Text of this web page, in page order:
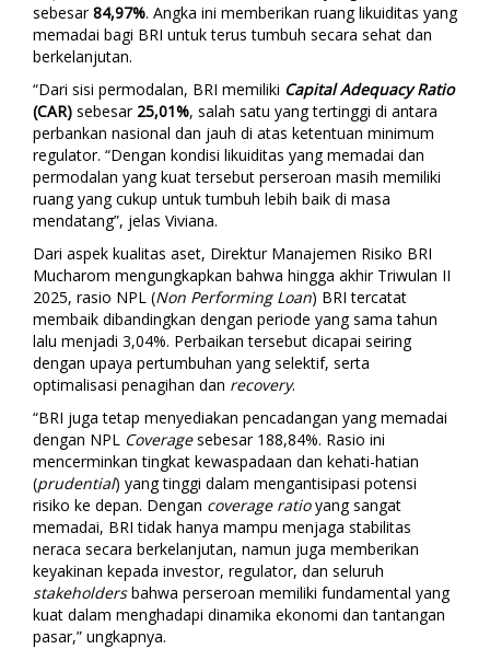
sebesar 84,97%. Angka ini memberikan ruang likuiditas yang
memadai bagi BRI untuk terus tumbuh secara sehat dan
berkelanjutan.
“Dari sisi permodalan, BRI memiliki Capital Adequacy Ratio
(CAR) sebesar 25,01%, salah satu yang tertinggi di antara
perbankan nasional dan jauh di atas ketentuan minimum
regulator. “Dengan kondisi likuiditas yang memadai dan
permodalan yang kuat tersebut perseroan masih memiliki
ruang yang cukup untuk tumbuh lebih baik di masa
mendatang”, jelas Viviana.
Dari aspek kualitas aset, Direktur Manajemen Risiko BRI
Mucharom mengungkapkan bahwa hingga akhir Triwulan II
2025, rasio NPL (Non Performing Loan) BRI tercatat
membaik dibandingkan dengan periode yang sama tahun
lalu menjadi 3,04%. Perbaikan tersebut dicapai seiring
dengan upaya pertumbuhan yang selektif, serta
optimalisasi penagihan dan recovery.
“BRI juga tetap menyediakan pencadangan yang memadai
dengan NPL Coveragesebesar 188,84%. Rasio ini
mencerminkan tingkat kewaspadaan dan kehati-hatian
(prudential) yang tinggi dalam mengantisipasi potensi
risiko ke depan. Dengan coverage ratioyang sangat
memadai, BRI tidak hanya mampu menjaga stabilitas
neraca secara berkelanjutan, namun juga memberikan
keyakinan kepada investor, regulator, dan seluruh
stakeholdersbahwa perseroan memiliki fundamental yang
kuat dalam menghadapi dinamika ekonomi dan tantangan
pasar,” ungkapnya.